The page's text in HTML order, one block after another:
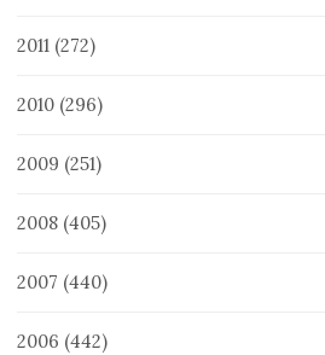
2011 (272)
2010 (296)
2009 (251)
2008 (405)
2007 (440)
2006 (442)